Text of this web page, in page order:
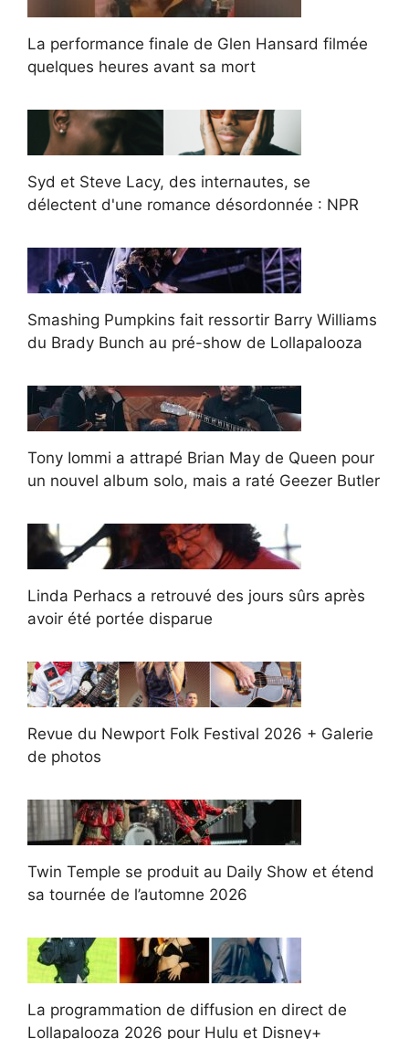
La performance finale de Glen Hansard filmée
quelques heures avant sa mort
Syd et Steve Lacy, des internautes, se
délectent d'une romance désordonnée : NPR
Smashing Pumpkins fait ressortir Barry Williams
du Brady Bunch au pré-show de Lollapalooza
Tony Iommi a attrapé Brian May de Queen pour
un nouvel album solo, mais a raté Geezer Butler
Linda Perhacs a retrouvé des jours sûrs après
avoir été portée disparue
Revue du Newport Folk Festival 2026 + Galerie
de photos
Twin Temple se produit au Daily Show et étend
sa tournée de l’automne 2026
La programmation de diffusion en direct de
Lollapalooza 2026 pour Hulu et Disney+